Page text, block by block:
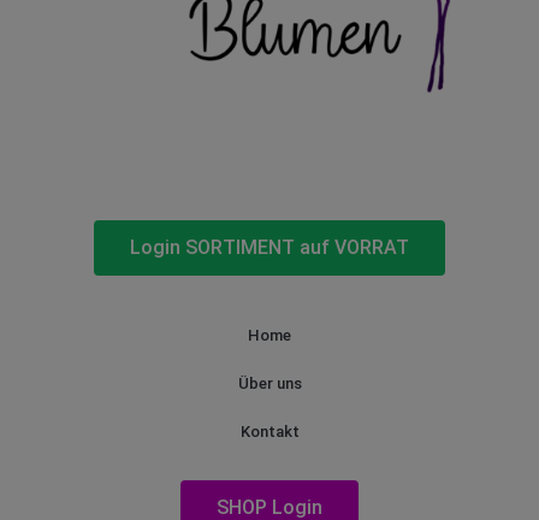
Login SORTIMENT auf VORRAT
Home
Über uns
Kontakt
SHOP Login